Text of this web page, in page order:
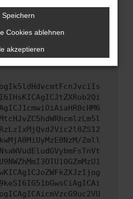
Webseitenbetreiber.
genannten Schritte versucht
bitte. Wir werden
zu beheben. Du kannst
um uns bei der
Zmll
Speichern
Cookies ablehnen
akzeptieren